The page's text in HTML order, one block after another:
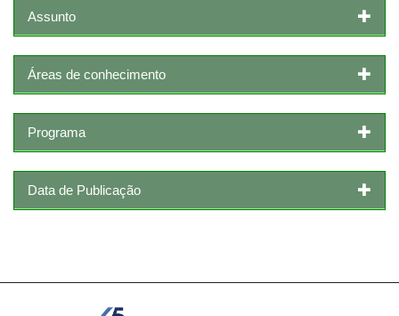
Assunto
Áreas de conhecimento
Programa
Data de Publicação